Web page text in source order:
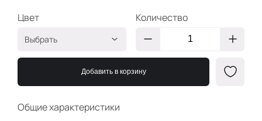
Общие характеристики
Цвет
Выбрать
Антик
2400000619437
Количество
Добавить в корзину